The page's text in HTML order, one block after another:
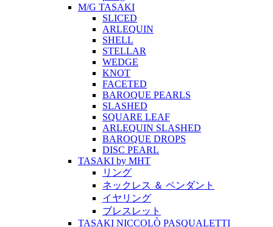
M/G TASAKI
SLICED
ARLEQUIN
SHELL
STELLAR
WEDGE
KNOT
FACETED
BAROQUE PEARLS
SLASHED
SQUARE LEAF
ARLEQUIN SLASHED
BAROQUE DROPS
DISC PEARL
TASAKI by MHT
リング
ネックレス ＆ ペンダント
イヤリング
ブレスレット
TASAKI NICCOLÒ PASQUALETTI